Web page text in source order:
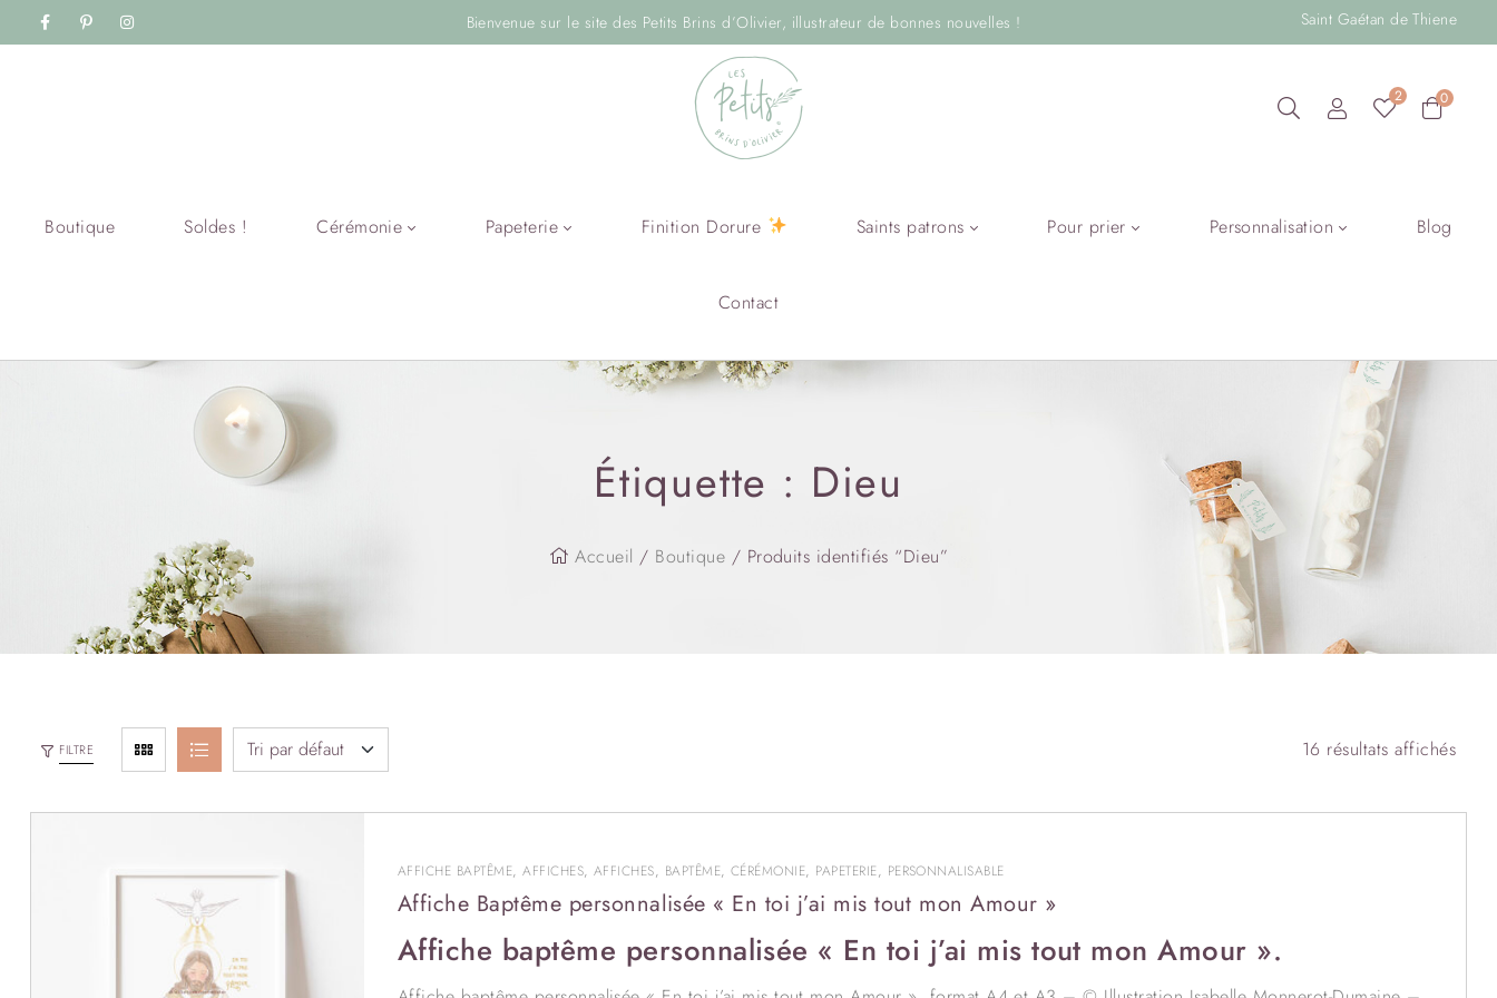
Bienvenue sur le site des Petits Brins d’Olivier, illustrateur de bonnes nouvelles ! Saint Gaétan de Thiene
2 0
Boutique Soldes ! Cérémonie Papeterie Finition Dorure Saints patrons Pour prier Personnalisation Blog
Contact
Étiquette : Dieu
Accueil / Boutique / Produits identifiés “Dieu”
FILTRE 16 résultats affichés
AFFICHE BAPTÊME,AFFICHES, AFFICHES, BAPTÊME,CÉRÉMONIE, PAPETERIE, PERSONNALISABLE
Affiche Baptême personnalisée « En toi j’ai mis tout mon Amour »
Affiche baptême personnalisée « En toi j’ai mis tout mon Amour ».